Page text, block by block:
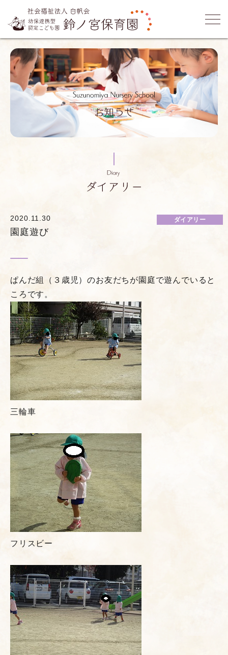
2020.11.30
園庭遊び
ダイアリー
ぱんだ組（３歳児）のお友だちが園庭で遊んでいると
ころです。
三輪車
フリスビー